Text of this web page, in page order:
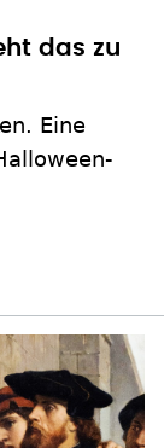
das zu
Eine